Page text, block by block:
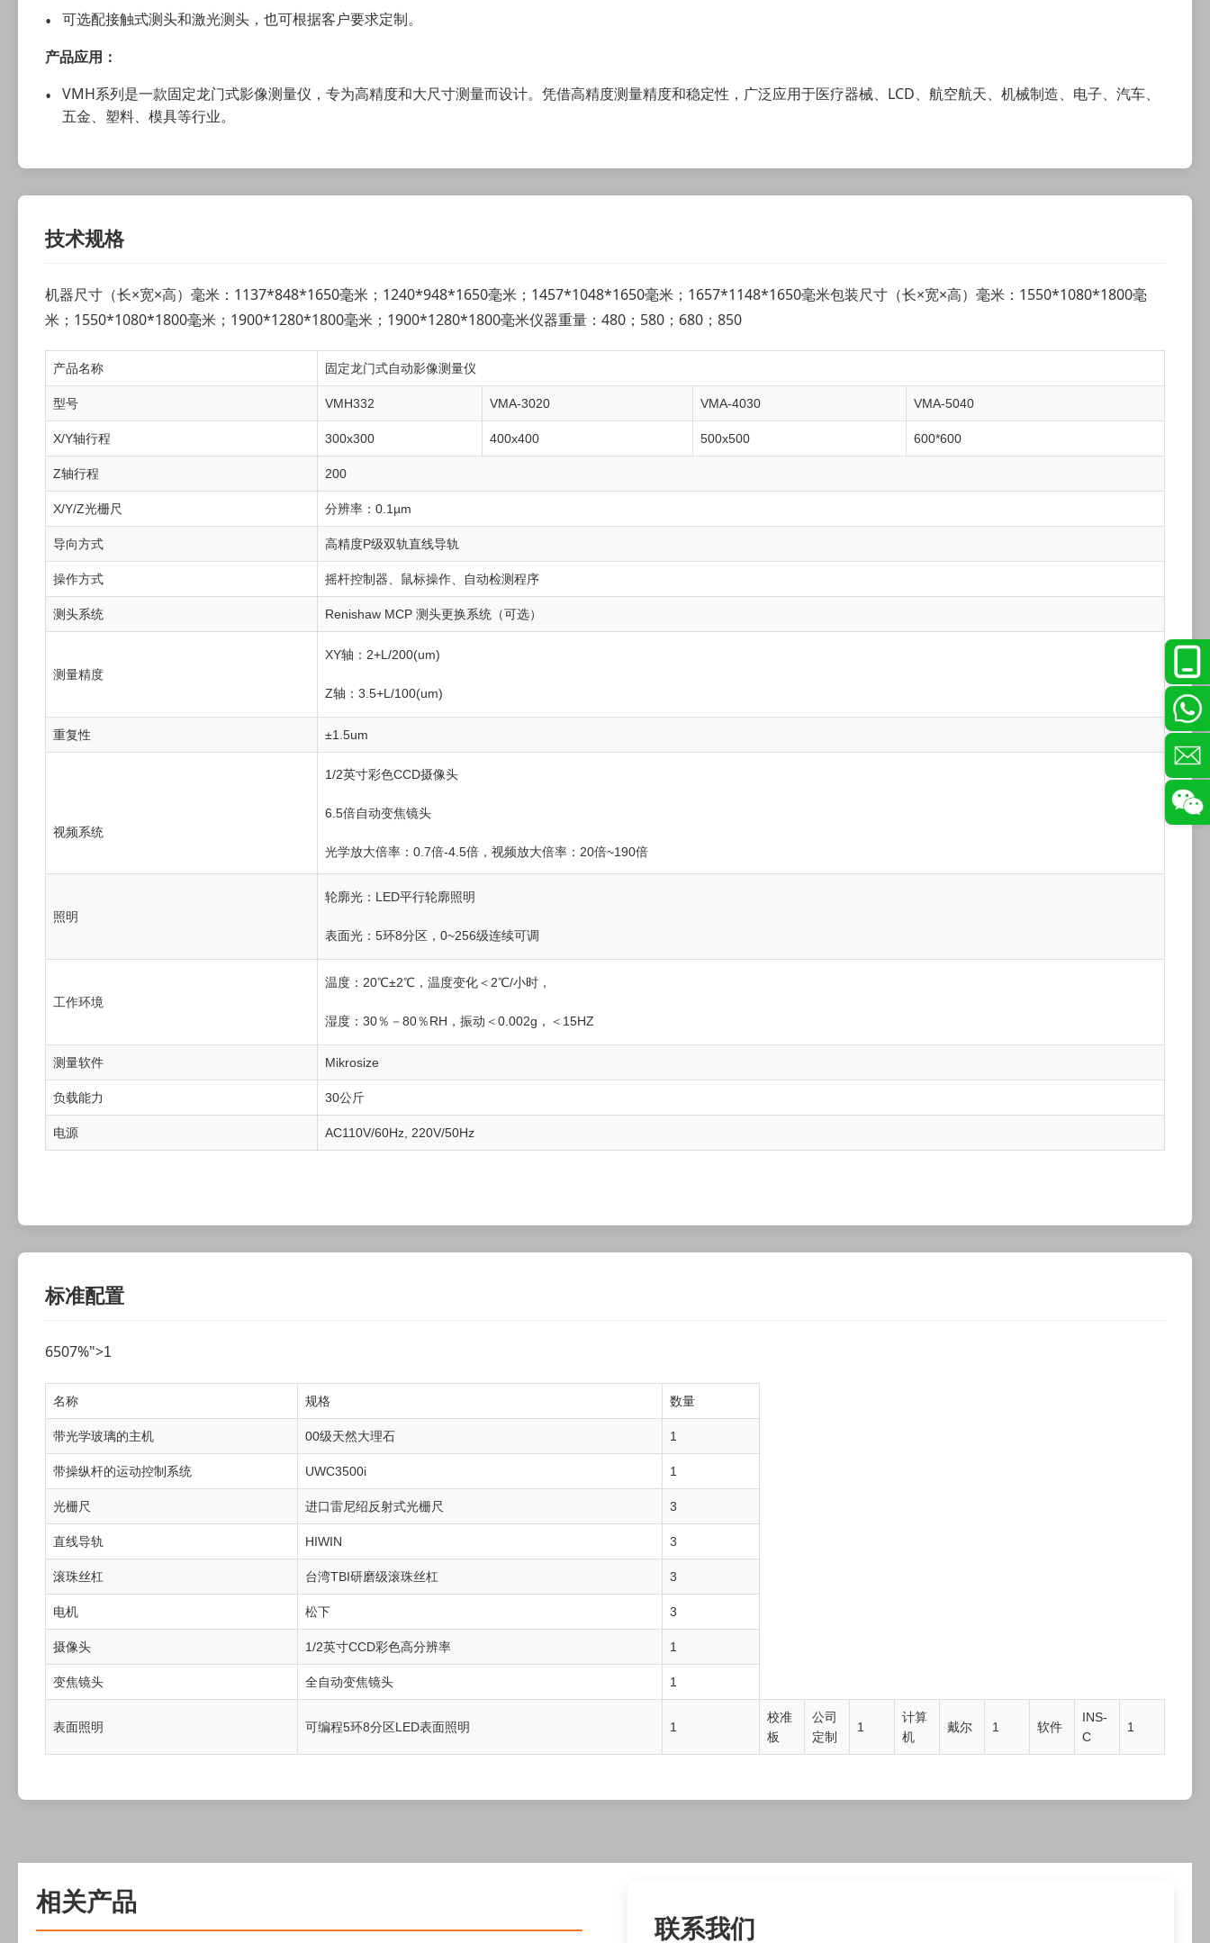
可选配接触式测头和激光测头，也可根据客户要求定制。
产品应用：
VMH系列是一款固定龙门式影像测量仪，专为高精度和大尺寸测量而设计。凭借高精度测量精度和稳定性，广泛应用于医疗器械、LCD、航空航天、机械制造、电子、汽车、
五金、塑料、模具等行业。
技术规格
机器尺寸（长×宽×高）毫米：1137*848*1650毫米；1240*948*1650毫米；1457*1048*1650毫米；1657*1148*1650毫米包装尺寸（长×宽×高）毫米：1550*1080*1800毫
米；1550*1080*1800毫米；1900*1280*1800毫米；1900*1280*1800毫米仪器重量：480；580；680；850
产品名称 固定龙门式自动影像测量仪
型号 VMH332 VMA-3020 VMA-4030 VMA-5040
X/Y轴行程 300x300 400x400 500x500 600*600
Z轴行程 200
X/Y/Z光栅尺 分辨率：0.1µm
导向方式 高精度P级双轨直线导轨
操作方式 摇杆控制器、鼠标操作、自动检测程序
测头系统 Renishaw MCP 测头更换系统（可选）
测量精度
XY轴：2+L/200(um)
Z轴：3.5+L/100(um)
重复性 ±1.5um
视频系统
1/2英寸彩色CCD摄像头
6.5倍自动变焦镜头
光学放大倍率：0.7倍-4.5倍，视频放大倍率：20倍~190倍
照明
轮廓光：LED平行轮廓照明
表面光：5环8分区，0~256级连续可调
工作环境
温度：20℃±2℃，温度变化＜2℃/小时，
湿度：30％－80％RH，振动＜0.002g，＜15HZ
测量软件 Mikrosize
负载能力 30公斤
电源 AC110V/60Hz, 220V/50Hz
标准配置
6507%">1
名称 规格 数量
带光学玻璃的主机 00级天然大理石 1
带操纵杆的运动控制系统 UWC3500i 1
光栅尺 进口雷尼绍反射式光栅尺 3
直线导轨 HIWIN 3
滚珠丝杠 台湾TBI研磨级滚珠丝杠 3
电机 松下 3
摄像头 1/2英寸CCD彩色高分辨率 1
变焦镜头 全自动变焦镜头 1
表面照明 可编程5环8分区LED表面照明 1
校准
板
公司
定制
1
计算
机
戴尔 1 软件
INS-
C
1
相关产品
联系我们